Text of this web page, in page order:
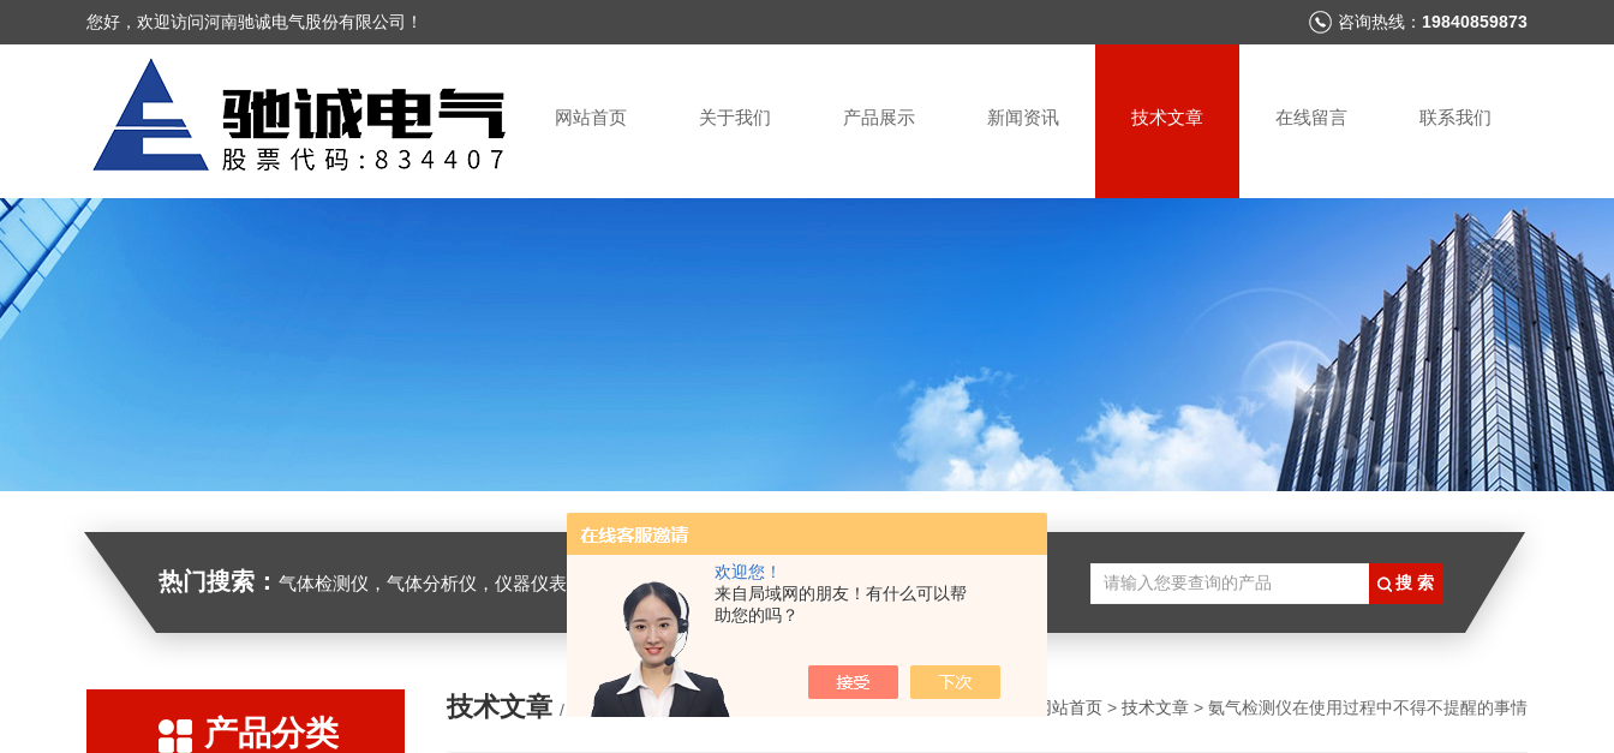
欢迎您！
来自局域网的朋友！有什么可以帮
助您的吗？
您好，欢迎访问河南驰诚电气股份有限公司！ 咨询热线： 19840859873
网站首页 关于我们 产品展示 新闻资讯 技术文章 在线留言 联系我们
热门搜索： 气体检测仪，气体分析仪，仪器仪表，劳保用品
产品分类
技术文章 / ARTICLE 网站首页 > 技术文章 > 氨气检测仪在使用过程中不得不提醒的事情